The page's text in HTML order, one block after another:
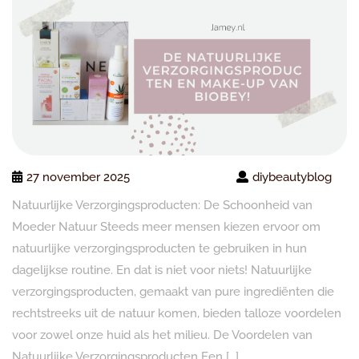
27 november 2025
diybeautyblog
Natuurlijke Verzorgingsproducten: De Schoonheid van
Moeder Natuur Steeds meer mensen kiezen ervoor om
natuurlijke verzorgingsproducten te gebruiken in hun
dagelijkse routine. En dat is niet voor niets! Natuurlijke
verzorgingsproducten, gemaakt van pure ingrediënten die
rechtstreeks uit de natuur komen, bieden talloze voordelen
voor zowel onze huid als het milieu. De Voordelen van